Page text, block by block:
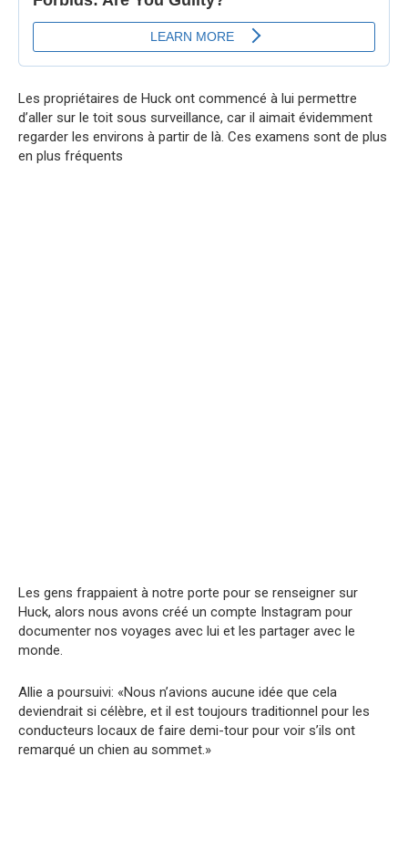
Les propriétaires de Huck ont commencé à lui permettre
d’aller sur le toit sous surveillance, car il aimait évidemment
regarder les environs à partir de là. Ces examens sont de plus
en plus fréquents
Les gens frappaient à notre porte pour se renseigner sur
Huck, alors nous avons créé un compte Instagram pour
documenter nos voyages avec lui et les partager avec le
monde.
Allie a poursuivi: «Nous n’avions aucune idée que cela
deviendrait si célèbre, et il est toujours traditionnel pour les
conducteurs locaux de faire demi-tour pour voir s’ils ont
remarqué un chien au sommet.»